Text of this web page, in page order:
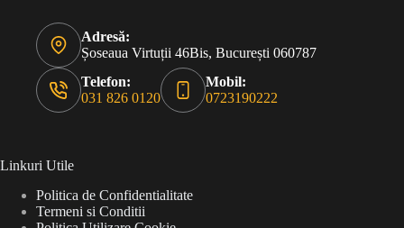
Adresă:
Șoseaua Virtuții 46Bis, București 060787
Telefon:
031 826 0120
Mobil:
0723190222
Linkuri Utile
Politica de Confidentialitate
Termeni si Conditii